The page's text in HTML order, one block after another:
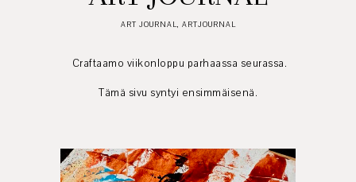
ART JOURNAL, ARTJOURNAL
Craftaamo viikonloppu parhaassa seurassa.
Tämä sivu syntyi ensimmäisenä.